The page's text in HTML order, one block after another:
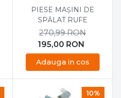
Candy CSO14105TE1-S
PIESE MAȘINI DE
SPĂLAT RUFE
195,00 RON
270,99RON
Adauga in cos
10%